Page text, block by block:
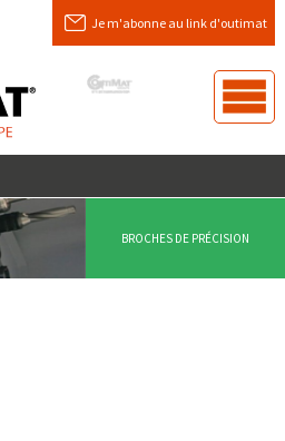
Je m'abonne au link d'outimat
BROCHES DE PRÉCISION